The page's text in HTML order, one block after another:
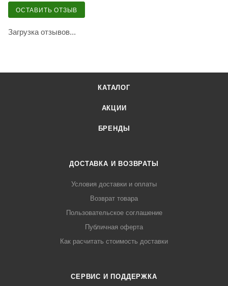
ОСТАВИТЬ ОТЗЫВ
Загрузка отзывов...
КАТАЛОГ
АКЦИИ
БРЕНДЫ
ДОСТАВКА И ВОЗВРАТЫ
Условия доставки и оплаты
Возврат товара
Пользовательское соглашение
Публичная оферта
Как расчитать стоимость доставки
СЕРВИС И ПОДДЕРЖКА